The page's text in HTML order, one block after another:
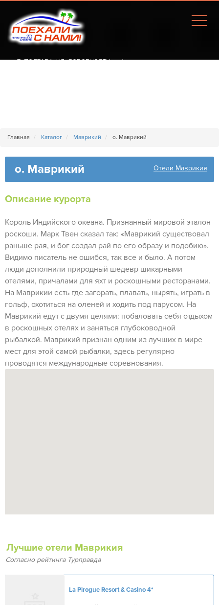
Г. ПОЛТАВА, УЛ. СОБОРНОСТИ, 77А
Главная Каталог Маврикий о. Маврикий
о. Маврикий Отели Маврикия
Описание курорта
Король Индийского океана. Признанный мировой эталон
роскоши. Марк Твен сказал так: «Маврикий существовал
раньше рая, и бог создал рай по его образу и подобию».
Видимо писатель не ошибся, так все и было. А потом
люди дополнили природный шедевр шикарными
отелями, причалами для яхт и роскошными ресторанами.
На Маврикии есть где загорать, плавать, нырять, играть в
гольф, охотиться на оленей и ходить под парусом. На
Маврикий едут с двумя целями: побаловать себя отдыхом
в роскошных отелях и заняться глубоководной
рыбалкой. Маврикий признан одним из лучших в мире
мест для этой самой рыбалки, здесь регулярно
проводятся международные соревнования.
Лучшие отели Маврикия
Согласно рейтинга Турправда
La Pirogue Resort & Casino4*